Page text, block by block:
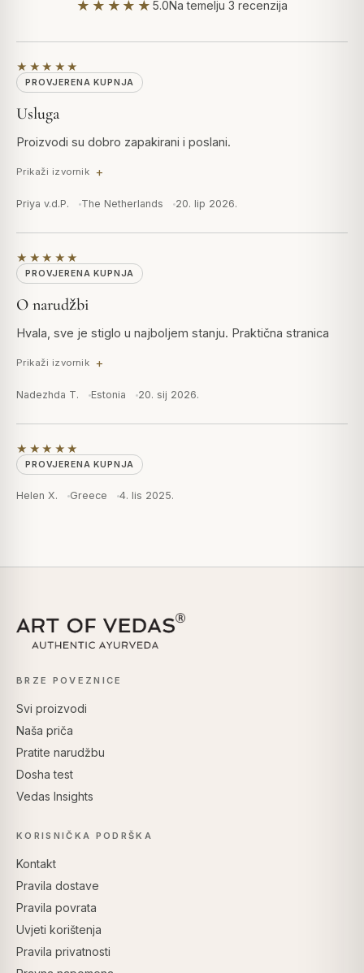
★★★★★5.0Na temelju 3 recenzija
★★★★★
PROVJERENA KUPNJA
Usluga
Proizvodi su dobro zapakirani i poslani.
Prikaži izvornik
Priya v.d.P. The Netherlands 20. lip 2026.
★★★★★
PROVJERENA KUPNJA
O narudžbi
Hvala, sve je stiglo u najboljem stanju. Praktična stranica
Prikaži izvornik
Nadezhda T. Estonia 20. sij 2026.
★★★★★
PROVJERENA KUPNJA
Helen X. Greece 4. lis 2025.
BRZE POVEZNICE
Svi proizvodi
Naša priča
Pratite narudžbu
Dosha test
Vedas Insights
KORISNIČKA PODRŠKA
Kontakt
Pravila dostave
Pravila povrata
Uvjeti korištenja
Pravila privatnosti